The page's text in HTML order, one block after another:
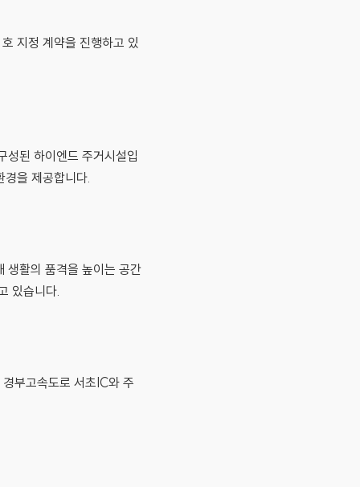
지정 계약을 진행하고 있
된 하이엔드 주거시설입
을 제공합니다.
생활의 품격을 높이는 공간
있습니다.
부고속도로 서초IC와 주